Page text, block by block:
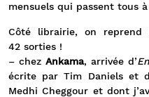
mensuels qui passent tous à
Côté librairie, on
42 sorties !
– chez Ankama, arrivée d’
écrite par Tim Daniels et
Medhi Cheggour et dont